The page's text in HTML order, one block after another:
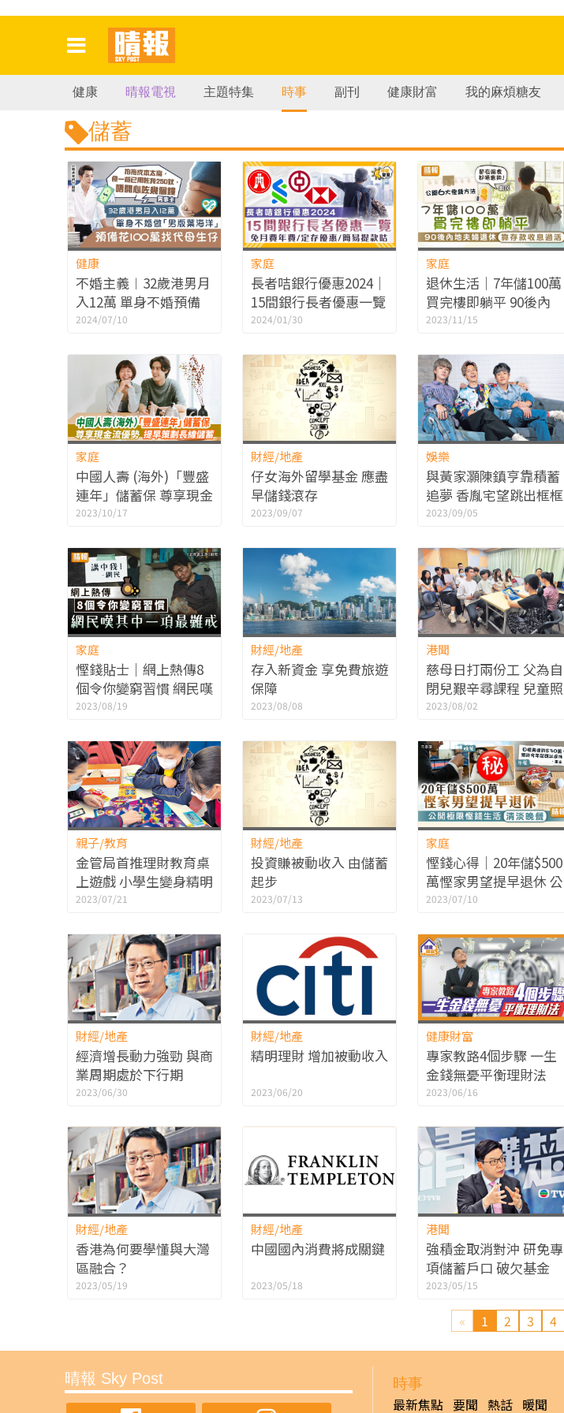
健康 晴報電視 主題特集 時事 副刊 健康財富 我的麻煩糖友
儲蓄
健康
不婚主義︱32歲港男月
入12萬 單身不婚預備
花100萬找代母生仔
2024/07/10
家庭
長者咭銀行優惠2024｜
15間銀行長者優惠一覽
免月費年費/定存優惠/
2024/01/30
家庭
退休生活｜7年儲100萬
買完樓即躺平 90後內
地夫婦退休靠存款收息
2023/11/15
家庭
中國人壽 (海外)「豐盛
連年」儲蓄保 尊享現金
流優勢 提早策劃長線儲
2023/10/17
財經/地產
仔女海外留學基金 應盡
早儲錢滾存
2023/09/07
娛樂
與黃家灝陳鎮亨靠積蓄
追夢 香胤宅望跳出框框
向演員路進發
2023/09/05
家庭
慳錢貼士｜網上熱傳8
個令你變窮習慣 網民嘆
其中一項最難戒
2023/08/19
財經/地產
存入新資金 享免費旅遊
保障
2023/08/08
港聞
慈母日打兩份工 父為自
閉兒艱辛尋課程 兒童照
顧者辛酸結集成書 盼社
2023/08/02
親子/教育
金管局首推理財教育桌
上遊戲 小學生變身精明
消費者
2023/07/21
財經/地產
投資賺被動收入 由儲蓄
起步
2023/07/13
家庭
慳錢心得｜20年儲$500
萬慳家男望提早退休 公
開極限慳錢生活清淡晚
2023/07/10
財經/地產
經濟增長動力強勁 與商
業周期處於下行期
2023/06/30
財經/地產
精明理財 增加被動收入
2023/06/20
健康財富
專家教路4個步驟 一生
金錢無憂平衡理財法
2023/06/16
財經/地產
香港為何要學懂與大灣
區融合？
2023/05/19
財經/地產
中國國內消費將成關鍵
2023/05/18
港聞
強積金取消對沖 研免專
項儲蓄戶口 破欠基金
「兜底」 料下半年定案
2023/05/15
« 1 2 3 4
晴報 Sky Post 時事
最新焦點 要聞 熱話 暖聞